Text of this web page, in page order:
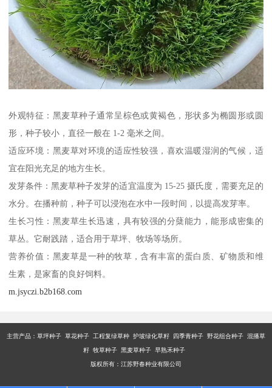
外观特征：黑麦草种子通常呈棕色或黄褐色，形状多为椭圆形或圆
形，种子较小，直径一般在 1-2 毫米之间。
适应环境：黑麦草对环境的适应性较强，喜欢温暖湿润的气候，适
宜在阳光充足的地方生长。
发芽条件：黑麦草种子发芽的适宜温度为 15-25 摄氏度，需要充足的
水分。在播种前，种子可以浸泡在水中一段时间，以提高发芽率。
生长习性：黑麦草生长迅速，具有较强的分蘖能力，能形成密集的
草丛。它耐践踏，适合用于草坪、牧场等场所。
营养价值：黑麦草是一种的牧草，含有丰富的蛋白质、矿物质和维
生素，是家畜的良好饲料。
m.jsyczi.b2b168.com
主营产品： 草坪种子 草花种子 工程复绿草种 护坡绿化草籽 四季青种子 野花组合种子 混播草
籽 牧草种子 黑麦草种子 早熟禾种子
版权所有：江苏野春种业有限公司